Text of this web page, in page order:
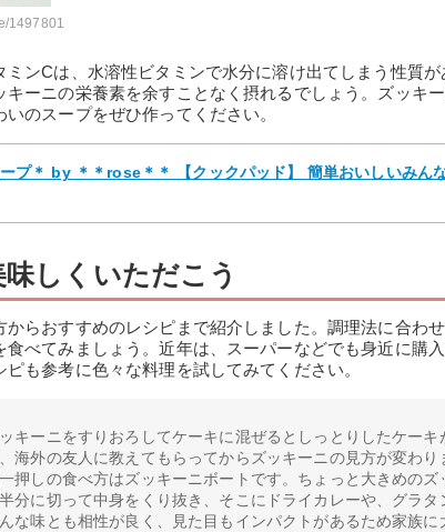
1497801
ミンCは、水溶性ビタミンで水分に溶け出てしまう性質
キーニの栄養素を余すことなく摂れるでしょう。ズッキ
のスープをぜひ作ってください。
プ＊ by ＊＊rose＊＊ 【クックパッド】 簡単おいしいみん
しくいただこう
からおすすめのレシピまで紹介しました。調理法に合わ
食べてみましょう。近年は、スーパーなどでも身近に購
も参考に色々な料理を試してみてください。
キーニをすりおろしてケーキに混ぜるとしっとりしたケーキ
海外の友人に教えてもらってからズッキーニの見方が変わり
押しの食べ方はズッキーニボートです。ちょっと大きめのズ
分に切って中身をくり抜き、そこにドライカレーや、グラタ
な味とも相性が良く、見た目もインパクトがあるため家族に